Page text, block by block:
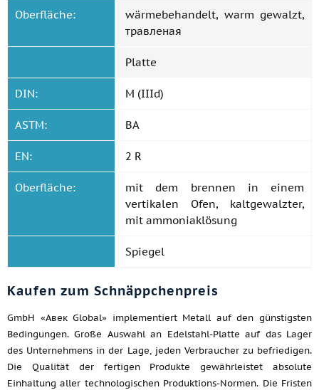
Oberfläche:
wärmebehandelt, warm gewalzt,
травленая
Platte
DIN: M (IIId)
ASTM: BA
EN: 2 R
Oberfläche:
mit dem brennen in einem
vertikalen Ofen, kaltgewalzter,
mit ammoniaklösung
Spiegel
Kaufen zum Schnäppchenpreis
GmbH «Авек Global» implementiert Metall auf den günstigsten
Bedingungen. Große Auswahl an Edelstahl-Platte auf das Lager
des Unternehmens in der Lage, jeden Verbraucher zu befriedigen.
Die Qualität der fertigen Produkte gewährleistet absolute
Einhaltung aller technologischen Produktions-Normen. Die Fristen